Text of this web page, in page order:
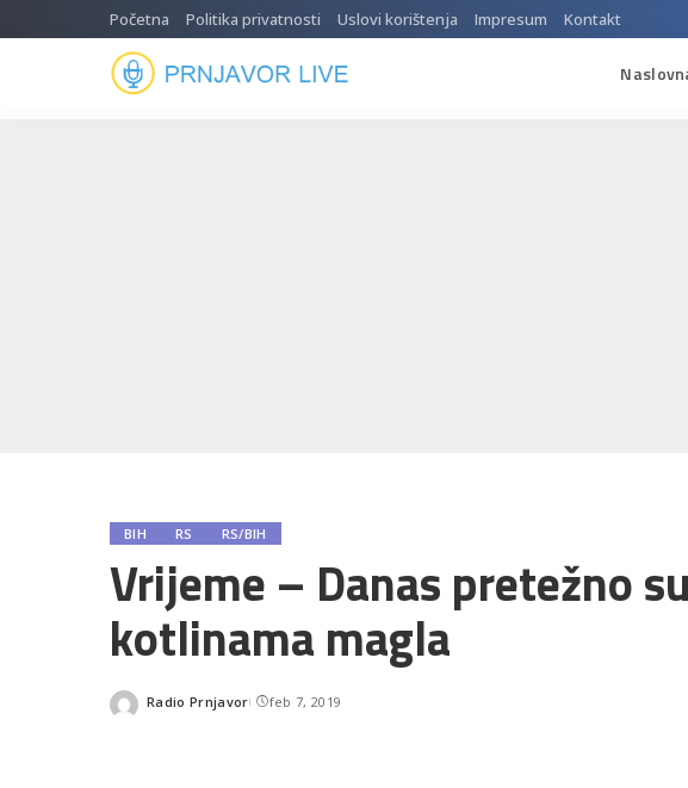
Početna Politika privatnosti Uslovi korištenja Impresum Kontakt
BIH RS RS/BIH
Vrijeme – Danas pretežno
kotlinama magla
Posted
Radio Prnjavor feb 7, 2019